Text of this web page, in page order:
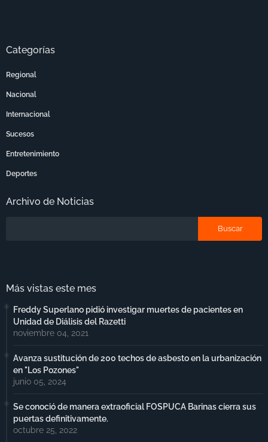
Categorías
Regional
Nacional
Internacional
Sucesos
Entretenimiento
Deportes
Archivo de Noticias
Más vistas este mes
Freddy Superlano pidió investigar muertes de pacientes en
Unidad de Diálisis del Razetti
noviembre 04, 2021
Avanza sustitución de 200 techos de asbesto en la urbanización
en "Los Pozones"
junio 05, 2024
Se conoció de manera extraoficial FOSPUCA Barinas cierra sus
puertas definitivamente.
octubre 25, 2022